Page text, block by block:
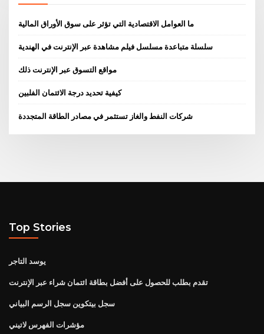
ما العوامل الاقتصادية التي تؤثر على سوق الأوراق المالية
سلسلة متباعدة مسلسل فيلم مشاهدة عبر الإنترنت في الهندية
مواقع التسوق عبر الإنترنت ذلك
كيفية تحديد درجة الائتمان الفلبين
شركات النفط والغاز تستثمر في مصادر الطاقة المتجددة
Top Stories
يوسد التاجر
تقدم بطلب للحصول على أفضل بطاقة ائتمان شراء عبر الإنترنت
سجل بيتكوين سجل الرسم البياني
مؤشرات الفهرس لاتيني